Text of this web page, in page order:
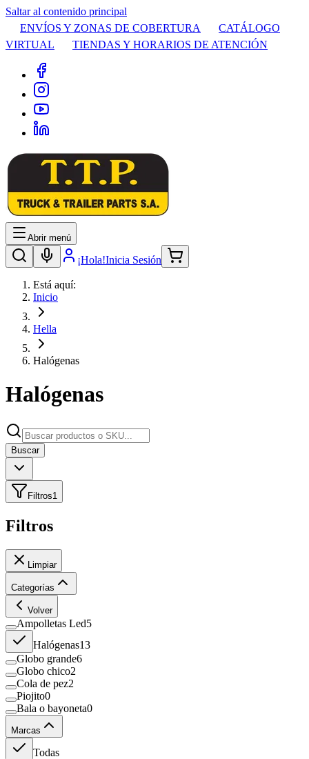
Saltar al contenido principal
ENVÍOS Y ZONAS DE COBERTURA
CATÁLOGO
VIRTUAL
TIENDAS Y HORARIOS DE ATENCIÓN
Abrir menú
¡Hola!Inicia Sesión
Está aquí:
Inicio
Hella
Halógenas
Halógenas
Buscar
Filtros1
Filtros
Limpiar
Categorías
Volver
Ampolletas Led5
Halógenas13
Globo grande6
Globo chico2
Cola de pez2
Piojito0
Bala o bayoneta0
Marcas
Todas